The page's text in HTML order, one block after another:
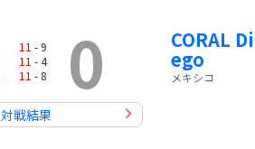
11 - 9
11 - 4
11 - 8 0
対戦結果
CORAL Di
ego
メキシコ